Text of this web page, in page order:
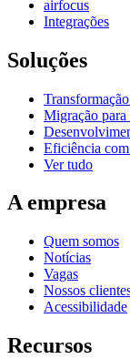
airfocus
Integrações
Soluções
Migração para
Eficiência
Ver tudo
A empresa
Quem somos
Notícias
Vagas
Nossos
Acessibilidade
Recursos